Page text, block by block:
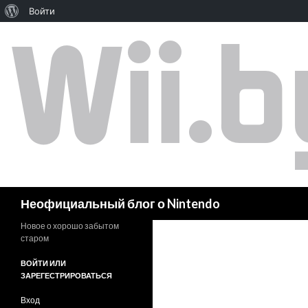
Неофициальный блог о Nintendo
Новое о хорошо забытом
старом
ВОЙТИ ИЛИ
ЗАРЕГЕСТРИРОВАТЬСЯ
Вход
Войти